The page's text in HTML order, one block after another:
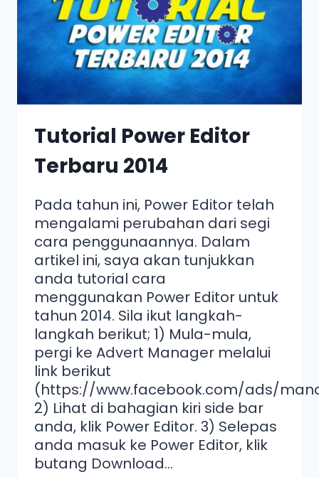
Tutorial Power Editor
Terbaru 2014
Pada tahun ini, Power Editor telah
mengalami perubahan dari segi
cara penggunaannya. Dalam
artikel ini, saya akan tunjukkan
anda tutorial cara
menggunakan Power Editor untuk
tahun 2014. Sila ikut langkah-
langkah berikut; 1) Mula-mula,
pergi ke Advert Manager melalui
link berikut
(https://www.facebook.com/ads/
2) Lihat di bahagian kiri side bar
anda, klik Power Editor. 3) Selepas
anda masuk ke Power Editor, klik
butang Download…